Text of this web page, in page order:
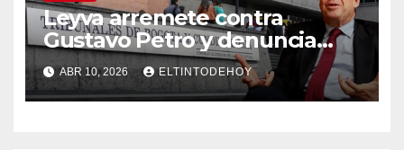
Leyva arremete contra
Gustavo Petro y denuncia
“persecución atroz” tras
investigación en su contra
por el caso pasaportes
ABR 10, 2026 ELTINTODEHOY